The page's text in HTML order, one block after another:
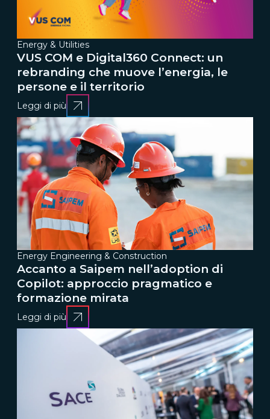
Energy & Utilities
VUS COM e Digital360 Connect: un
rebranding che muove l’energia, le
persone e il territorio
Leggi di più
Energy Engineering & Construction
Accanto a Saipem nell’adoption di
Copilot: approccio pragmatico e
formazione mirata
Leggi di più